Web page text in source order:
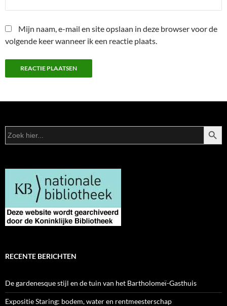
Mijn naam, e-mail en site opslaan in deze browser voor de
volgende keer wanneer ik een reactie plaats.
Zoek
naar:
RECENTE BERICHTEN
De gardenesque stijl en de tuin van het Bartholomeï-Gasthuis
Expositie Staring: bodem, water en rentmeesterschap